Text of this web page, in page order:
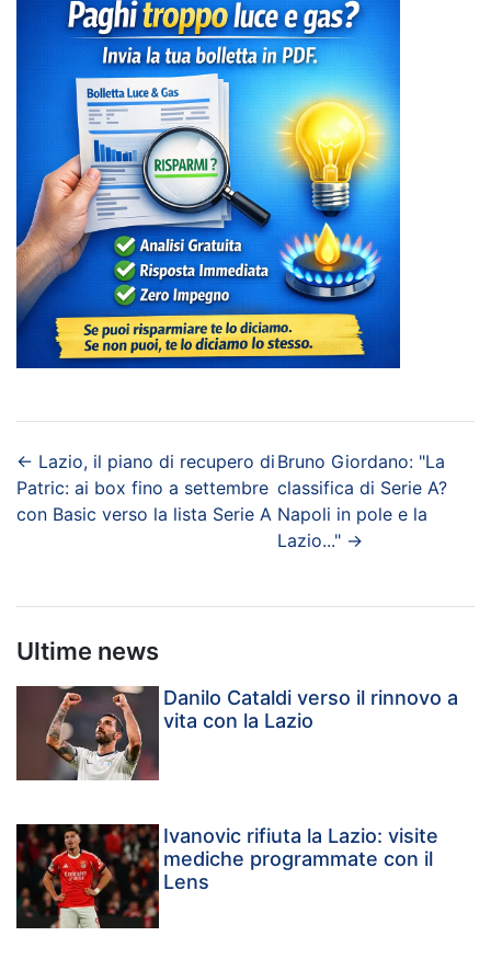
← Lazio, il piano di recupero di
Patric: ai box fino a settembre
con Basic verso la lista Serie A
Bruno Giordano: "La
classifica di Serie A?
Napoli in pole e la
Lazio..."→
Ultime news
Danilo Cataldi verso il rinnovo a
vita con la Lazio
Ivanovic rifiuta la Lazio: visite
mediche programmate con il
Lens